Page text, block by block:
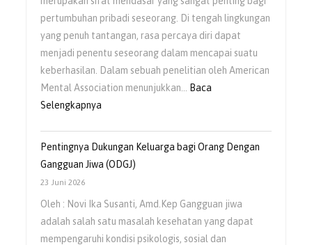
pertumbuhan pribadi seseorang. Di tengah lingkungan
yang penuh tantangan, rasa percaya diri dapat
menjadi penentu seseorang dalam mencapai suatu
keberhasilan. Dalam sebuah penelitian oleh American
Mental Association menunjukkan…
Baca
Selengkapnya
Pentingnya Dukungan Keluarga bagi Orang Dengan
Gangguan Jiwa (ODGJ)
23 Juni 2026
Oleh : Novi Ika Susanti, Amd.Kep Gangguan jiwa
adalah salah satu masalah kesehatan yang dapat
mempengaruhi kondisi psikologis, sosial dan